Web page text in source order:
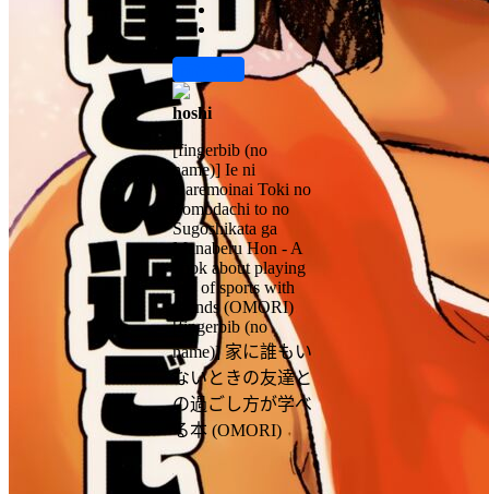
hoshi
[fingerbib (no
name)] Ie ni
Daremoinai Toki no
Tomodachi to no
Sugoshikata ga
Manaberu Hon - A
book about playing
lots of sports with
friends (OMORI)
[fingerbib (no
name)] 家に誰もい
ないときの友達と
の過ごし方が学べ
る本 (OMORI)